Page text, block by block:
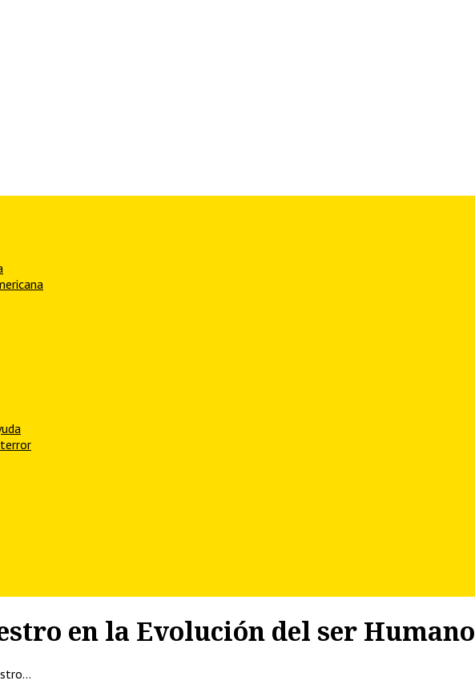
en la Evolución del ser Humano